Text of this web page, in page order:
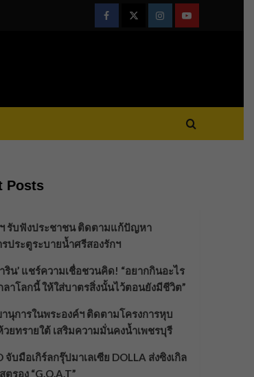
FacebookTwitterInstagramYoutube
Posts
รับฟังประชาชน ติดตามแก้ปัญหา
รประตูระบายน้ำศรีสองรักฯ
ริน’ แชร์ความเชื่อชวนคิด! “อยากกินอะไร
ลาโลกนี้ ให้ใส่บาตรสิ่งนั้นไว้ตอนยังมีชีวิต”
านุการในพระองค์ฯ ติดตามโครงการหุบ
วยทรายใต้ เสริมความมั่นคงน้ำเพชรบุรี
จับมือเกิร์ลกรุ๊ปมาเลเซีย DOLLA ส่งซิงเกิล
รอง “G.O.A.T”